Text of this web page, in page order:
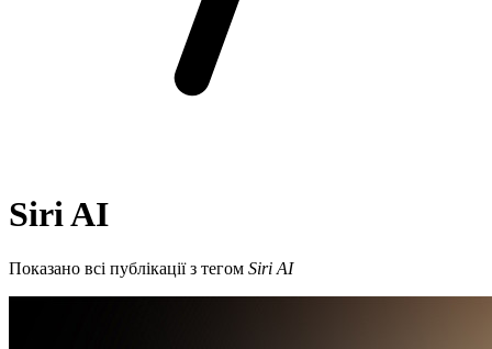
Siri AI
Показано всі публікації з тегом Siri AI